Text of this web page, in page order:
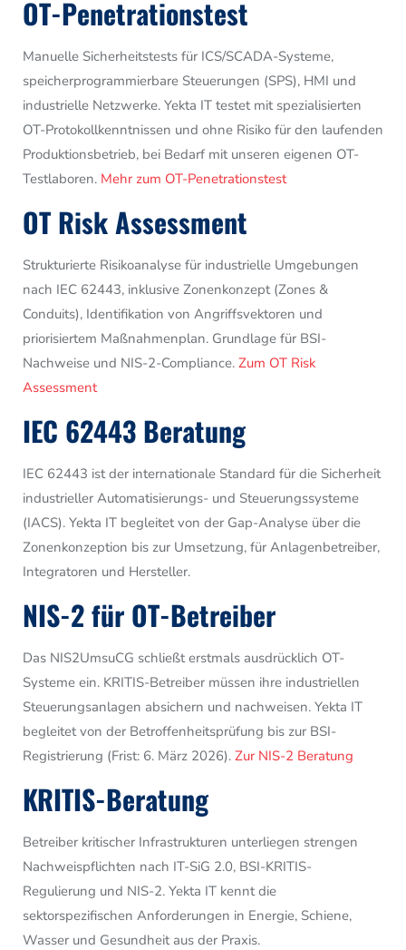
OT-Penetrationstest
Manuelle Sicherheitstests für ICS/SCADA-Systeme,
speicherprogrammierbare Steuerungen (SPS), HMI und
industrielle Netzwerke. Yekta IT testet mit spezialisierten
OT-Protokollkenntnissen und ohne Risiko für den laufenden
Produktionsbetrieb, bei Bedarf mit unseren eigenen OT-
Testlaboren. Mehr zum OT-Penetrationstest
OT Risk Assessment
Strukturierte Risikoanalyse für industrielle Umgebungen
nach IEC 62443, inklusive Zonenkonzept (Zones &
Conduits), Identifikation von Angriffsvektoren und
priorisiertem Maßnahmenplan. Grundlage für BSI-
Nachweise und NIS-2-Compliance. Zum OT Risk
Assessment
IEC 62443 Beratung
IEC 62443 ist der internationale Standard für die Sicherheit
industrieller Automatisierungs- und Steuerungssysteme
(IACS). Yekta IT begleitet von der Gap-Analyse über die
Zonenkonzeption bis zur Umsetzung, für Anlagenbetreiber,
Integratoren und Hersteller.
NIS-2 für OT-Betreiber
Das NIS2UmsuCG schließt erstmals ausdrücklich OT-
Systeme ein. KRITIS-Betreiber müssen ihre industriellen
Steuerungsanlagen absichern und nachweisen. Yekta IT
begleitet von der Betroffenheitsprüfung bis zur BSI-
Registrierung (Frist: 6. März 2026). Zur NIS-2 Beratung
KRITIS-Beratung
Betreiber kritischer Infrastrukturen unterliegen strengen
Nachweispflichten nach IT-SiG 2.0, BSI-KRITIS-
Regulierung und NIS-2. Yekta IT kennt die
sektorspezifischen Anforderungen in Energie, Schiene,
Wasser und Gesundheit aus der Praxis.